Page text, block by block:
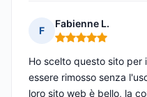
F
Fabienne L.
Nota: 5 su 5
Ho scelto questo sito per
essere rimosso senza
loro sito web è bello, la